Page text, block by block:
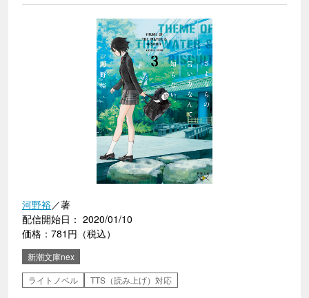
河野裕／著
配信開始日： 2020/01/10
価格：781円（税込）
新潮文庫nex
ライトノベル
TTS（読み上げ）対応